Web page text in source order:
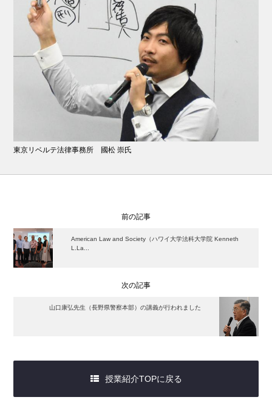
東京リベルテ法律事務所 國松 崇氏
前の記事
American Law and Society（ハワイ大学法科大学院 Kenneth
L.La...
次の記事
山口康弘先生（長野県警察本部）の講義が行われました
授業紹介TOPに戻る